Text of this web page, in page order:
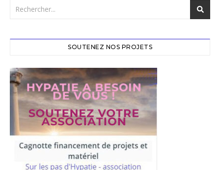
SOUTENEZ NOS PROJETS